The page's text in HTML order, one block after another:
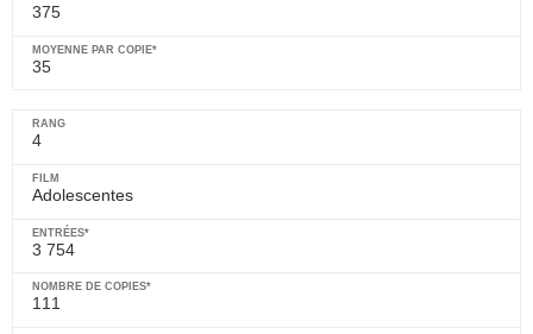
375
35
4
Adolescentes
3 754
111